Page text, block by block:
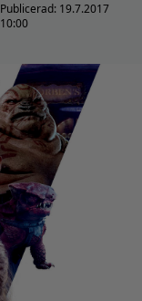
Publicerad: 19.7.2017
10:00